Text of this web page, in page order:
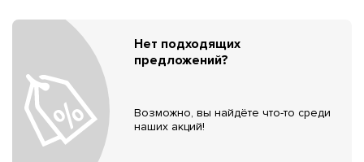
Нет подходящих
предложений?
Возможно, вы найдёте что-то среди
наших акций!